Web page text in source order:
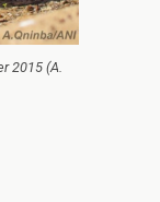
2015 (A.